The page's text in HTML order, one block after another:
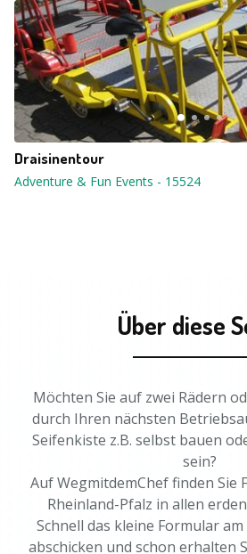
Draisinentour
Adventure & Fun Events - 15524
Über diese
Möchten Sie auf zwei Rädern
durch Ihren nächsten
Seifenkiste z.B. selbst bauen
sein?
Auf WegmitdemChef finden Sie
Rheinland-Pfalz in allen
Schnell das kleine Formular
abschicken und schon erhalten